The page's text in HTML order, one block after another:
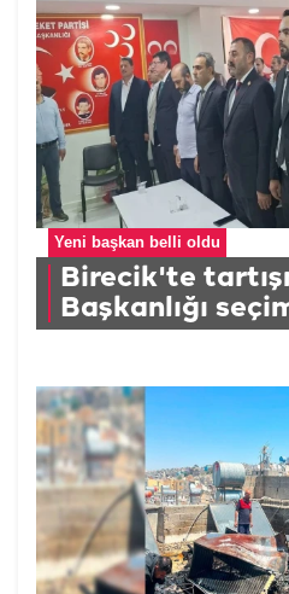
Yeni başkan belli oldu
Birecik'te
Başkanlığı
tamamlandı